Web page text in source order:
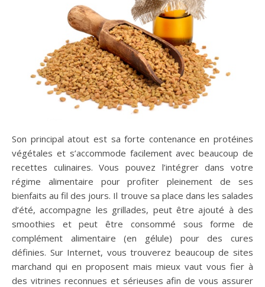
Son principal atout est sa forte contenance en protéines
végétales et s’accommode facilement avec beaucoup de
recettes culinaires. Vous pouvez l’intégrer dans votre
régime alimentaire pour profiter pleinement de ses
bienfaits au fil des jours. Il trouve sa place dans les salades
d’été, accompagne les grillades, peut être ajouté à des
smoothies et peut être consommé sous forme de
complément alimentaire (en gélule) pour des cures
définies. Sur Internet, vous trouverez beaucoup de sites
marchand qui en proposent mais mieux vaut vous fier à
des vitrines reconnues et sérieuses afin de vous assurer